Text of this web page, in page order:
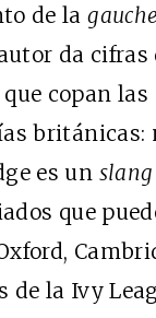
de la
da cifras
copan las
británicas:
es un slang
que
de la Ivy